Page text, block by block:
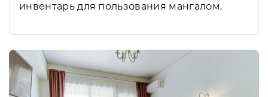
инвентарь для пользования мангалом.